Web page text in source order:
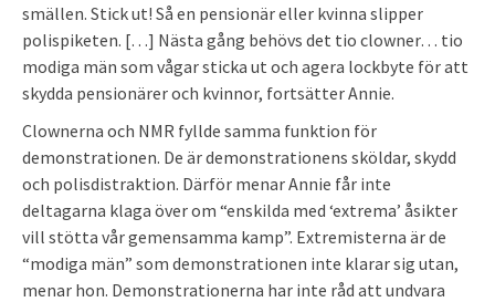
smällen. Stick ut! Så en pensionär eller kvinna slipper
polispiketen. […] Nästa gång behövs det tio clowner… tio
modiga män som vågar sticka ut och agera lockbyte för att
skydda pensionärer och kvinnor, fortsätter Annie.
Clownerna och NMR fyllde samma funktion för
demonstrationen. De är demonstrationens sköldar, skydd
och polisdistraktion. Därför menar Annie får inte
deltagarna klaga över om “enskilda med ‘extrema’ åsikter
vill stötta vår gemensamma kamp”. Extremisterna är de
“modiga män” som demonstrationen inte klarar sig utan,
menar hon. Demonstrationerna har inte råd att undvara